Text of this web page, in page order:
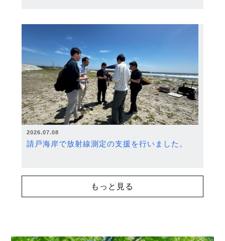
2026.07.08
請戸海岸で放射線測定の支援を行いました。
もっと見る